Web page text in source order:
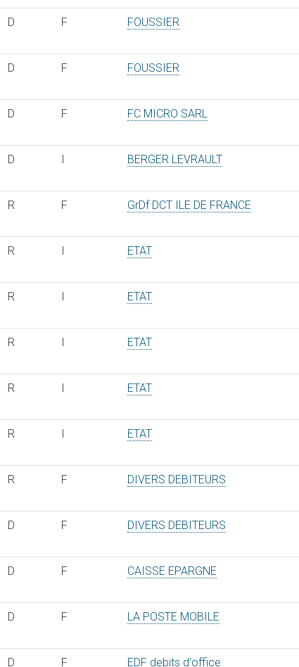
D F FOUSSIER
D F FOUSSIER
D F FC MICRO SARL
D I BERGER LEVRAULT
R F GrDf DCT ILE DE FRANCE
R I ETAT
R I ETAT
R I ETAT
R I ETAT
R I ETAT
R F DIVERS DEBITEURS
D F DIVERS DEBITEURS
D F CAISSE EPARGNE
D F LA POSTE MOBILE
D F EDF debits d'office